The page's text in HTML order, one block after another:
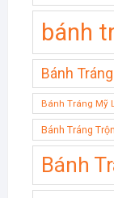
bánh
Bánh
Bánh Tráng Mỹ
Bánh Tráng Trộn
Bánh